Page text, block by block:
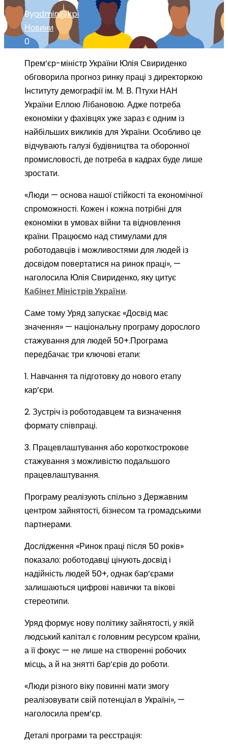
Byadmin@kpi
Новини
0
Прем’єр-міністр України Юлія Свириденко
обговорила прогноз ринку праці з директоркою
Інституту демографії ім. М. В. Птухи НАН
України Еллою Лібановою. Адже потреба
економіки у фахівцях уже зараз є одним із
найбільших викликів для України. Особливо це
відчувають галузі будівництва та оборонної
промисловості, де потреба в кадрах буде лише
зростати.
«Люди — основа нашої стійкості та економічної
спроможності. Кожен і кожна потрібні для
економіки в умовах війни та відновлення
країни. Працюємо над стимулами для
роботодавців і можливостями для людей із
досвідом повертатися на ринок праці», —
наголосила Юлія Свириденко, яку цитує
Кабінет Міністрів України.
Саме тому Уряд запускає «Досвід має
значення» — національну програму дорослого
стажування для людей 50+.Програма
передбачає три ключові етапи:
1. Навчання та підготовку до нового етапу
кар’єри.
2. Зустріч із роботодавцем та визначення
формату співпраці.
3. Працевлаштування або короткострокове
стажування з можливістю подальшого
працевлаштування.
Програму реалізують спільно з Державним
центром зайнятості, бізнесом та громадськими
партнерами.
Дослідження «Ринок праці після 50 років»
показало: роботодавці цінують досвід і
надійність людей 50+, однак бар’єрами
залишаються цифрові навички та вікові
стереотипи.
Уряд формує нову політику зайнятості, у якій
людський капітал є головним ресурсом країни,
а її фокус — не лише на створенні робочих
місць, а й на знятті бар’єрів до роботи.
«Люди різного віку повинні мати змогу
реалізовувати свій потенціал в Україні», —
наголосила прем’єр.
Деталі програми та реєстрація: